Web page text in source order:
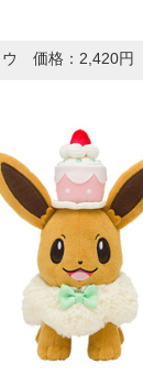
価格：2,420円